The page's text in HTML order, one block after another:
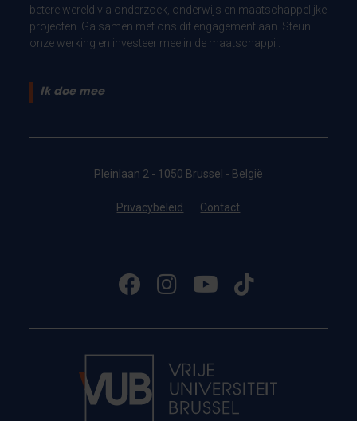
betere wereld via onderzoek, onderwijs en maatschappelijke
projecten. Ga samen met ons dit engagement aan. Steun
onze werking en investeer mee in de maatschappij.
Ik doe mee
Pleinlaan 2 - 1050 Brussel - België
Privacybeleid Contact